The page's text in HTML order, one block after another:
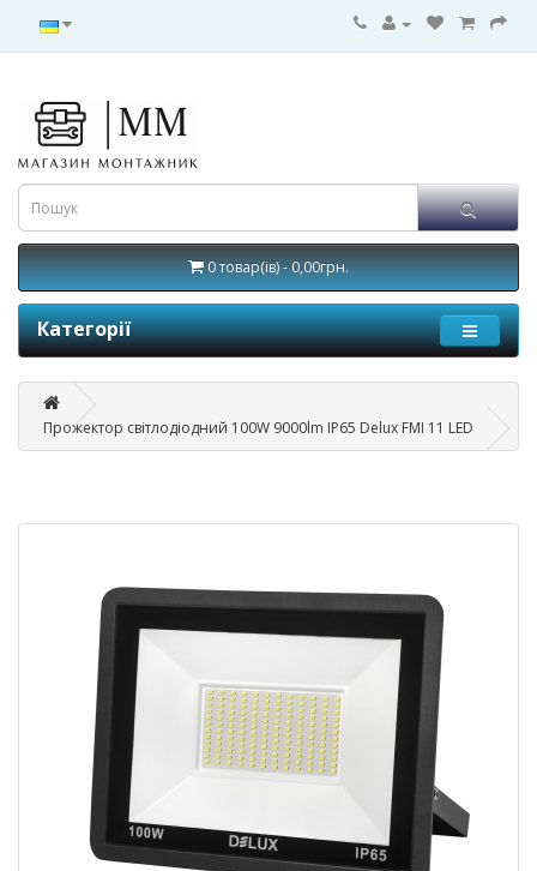
0 товар(ів) - 0,00грн.
Категорії
Прожектор світлодіодний 100W 9000lm IP65 Delux FMI 11 LED